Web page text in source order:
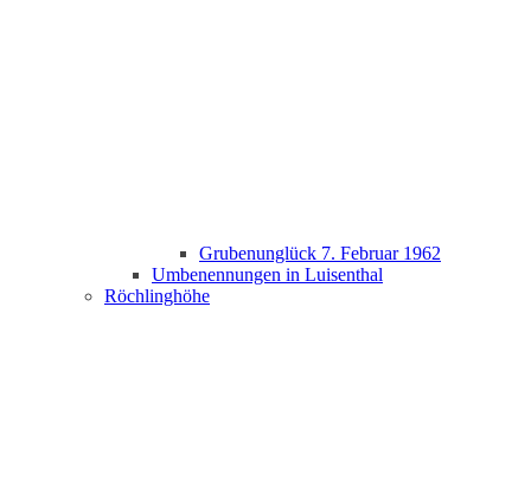
Grubenunglück 7. Februar 1962
Umbenennungen in Luisenthal
Röchlinghöhe